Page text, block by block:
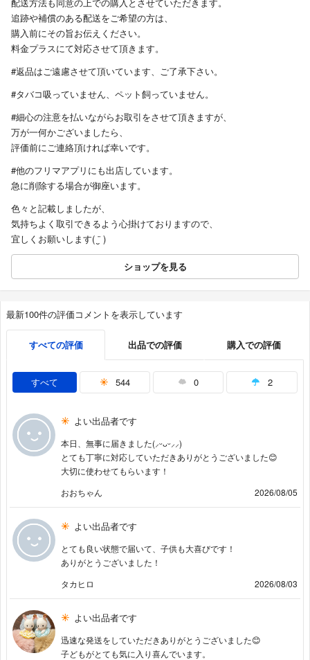
追跡や補償のある配送をご希望の方は、
購入前にその旨お伝えください。
料金プラスにて対応させて頂きます。
#返品はご遠慮させて頂いています、ご了承下さい。
#タバコ吸っていません、ペット飼っていません。
#細心の注意を払いながらお取引をさせて頂きますが、
万が一何かございましたら、
評価前にご連絡頂ければ幸いです。
#他のフリマアプリにも出店しています。
急に削除する場合が御座います。
色々と記載しましたが、
気持ちよく取引できるよう心掛けておりますので、
宜しくお願いします( ¨̮ )
ショップを見る
最新100件の評価コメントを表示しています
すべての評価 出品での評価 購入での評価
すべて 544 0 2
よい出品者です
本日、無事に届きました(⸝ᵕᴗᵕ⸝⸝)
とても丁寧に対応していただきありがとうございました😊
大切に使わせてもらいます！
おおちゃん
2026/08/05
よい出品者です
とても良い状態で届いて、子供も大喜びです！
ありがとうございました！
タカヒロ
2026/08/03
よい出品者です
迅速な発送をしていただきありがとうございました😊
子どもがとても気に入り喜んでいます。